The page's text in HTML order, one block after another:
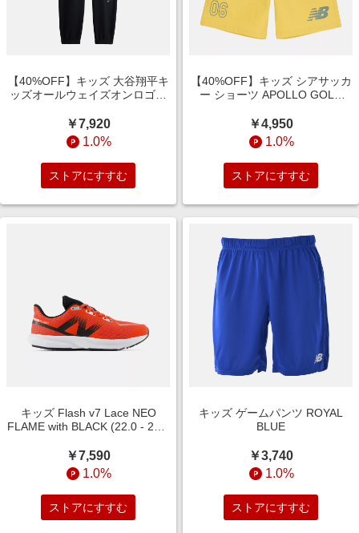
【40%OFF】キッズ 大谷翔平キ
ッズオールウェイズオンロゴフ
￥7,920
1.0%
ストアにすすむ
【40%OFF】キッズ シアサッカ
ー ショーツ APOLLO GOLD
￥4,950
1.0%
ストアにすすむ
キッズ Flash v7 Lace NEO
FLAME with BLACK (22.0 - 25.0
￥7,590
1.0%
ストアにすすむ
キッズ ゲームパンツ ROYAL
BLUE
￥3,740
1.0%
ストアにすすむ